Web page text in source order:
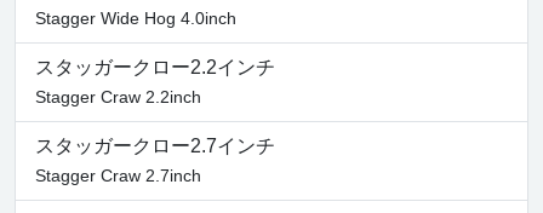
Stagger Wide Hog 4.0inch
スタッガークロー2.2インチ
Stagger Craw 2.2inch
スタッガークロー2.7インチ
Stagger Craw 2.7inch